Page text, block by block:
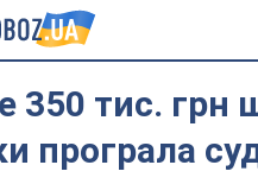
350 тис. грн
програла